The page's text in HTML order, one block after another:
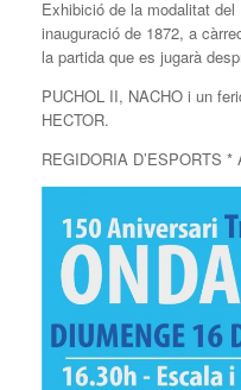
Exhibició de la modalitat
inauguració de 1872, a
la partida que es jugarà
PUCHOL II, NACHO i un
HECTOR.
REGIDORIA D’ESPORTS *